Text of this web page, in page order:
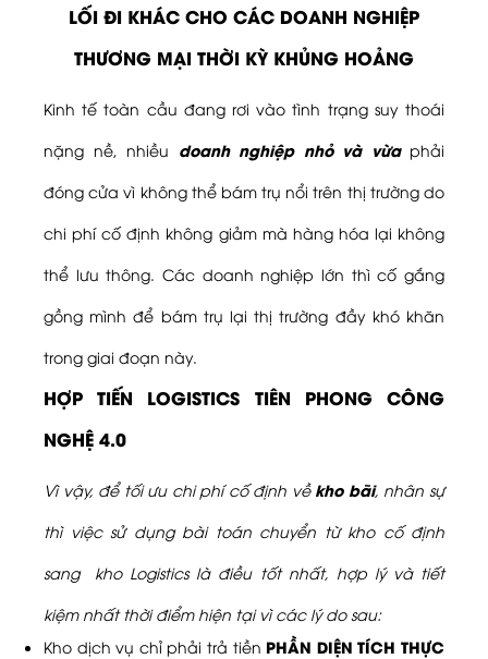
LỐI ĐI KHÁC CHO CÁC DOANH NGHIỆP
THƯƠNG MẠI THỜI KỲ KHỦNG HOẢNG
Kinh tế toàn cầu đang rơi vào tình trạng suy thoái
nặng nề, nhiều doanh nghiệp nhỏ và vừaphải
đóng cửa vì không thể bám trụ nổi trên thị trường do
chi phí cố định không giảm mà hàng hóa lại không
thể lưu thông. Các doanh nghiệp lớn thì cố gắng
gồng mình để bám trụ lại thị trường đầy khó khăn
trong giai đoạn này.
HỢP TIẾN LOGISTICS TIÊN PHONG CÔNG
NGHỆ 4.0
Vì vậy, để tối ưu chi phí cố định về kho bãi, nhân sự
thì việc sử dụng bài toán chuyển từ kho cố định
sang kho Logistics là điều tốt nhất, hợp lý và tiết
kiệm nhất thời điểm hiện tại vì các lý do sau:
Kho dịch vụ chỉ phải trả tiền PHẦN DIỆN TÍCH THỰC
Quy Tắc Phân Loại Hàng
Hóa - Quy Tắc Áp Mã HS
Vận Chuyển
BÁO GIÁ
TUYỂN DỤNG
LIÊN HỆ